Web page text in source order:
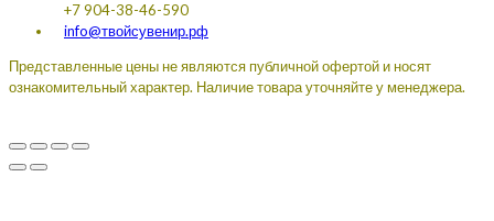
+7 904-38-46-590
info@твойсувенир.рф
Представленные цены не являются публичной офертой и носят
ознакомительный характер. Наличие товара уточняйте у менеджера.